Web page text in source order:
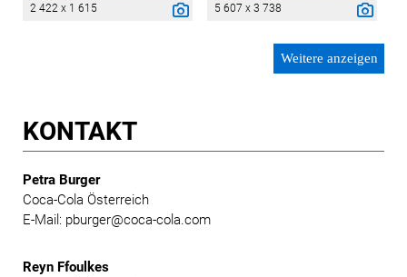
2 422 x 1 615 5 607 x 3 738
Weitere anzeigen
KONTAKT
Petra Burger
Coca-Cola Österreich
E-Mail: pburger@coca-cola.com
Reyn Ffoulkes